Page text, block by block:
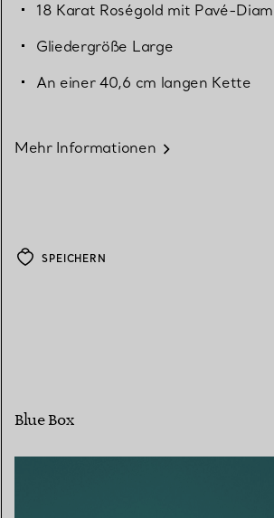
18 Karat Roségold mit Pavé-
Gliedergröße Large
An einer 40,6 cm langen Kette
Mehr Informationen
SPEICHERN
Blue Box